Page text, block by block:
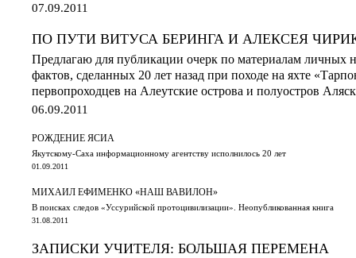
07.09.2011
ПО ПУТИ ВИТУСА БЕРИНГА И АЛЕКСЕЯ
Предлагаю для публикации очерк по материалам личных
фактов, сделанных 20 лет назад при походе на яхте
первопроходцев на Алеутские острова и полуостров
06.09.2011
РОЖДЕНИЕ ЯСИА
Якутскому-Саха информационному агентству исполнилось 20 лет
01.09.2011
МИХАИЛ ЕФИМЕНКО «НАШ ВАВИЛОН»
В поисках следов «Уссурийской протоцивилизации». Неопубликованная книга
31.08.2011
ЗАПИСКИ УЧИТЕЛЯ: БОЛЬШАЯ ПЕРЕМЕНА